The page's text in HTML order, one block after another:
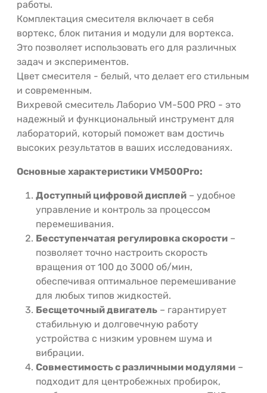
работы.
Комплектация смесителя включает в себя
вортекс, блок питания и модули для вортекса.
Это позволяет использовать его для различных
задач и экспериментов.
Цвет смесителя - белый, что делает его стильным
и современным.
Вихревой смеситель Лаборио VM-500 PRO - это
надежный и функциональный инструмент для
лабораторий, который поможет вам достичь
высоких результатов в ваших исследованиях.
Основные характеристики VM500Pro:
Доступный цифровой дисплей – удобное
управление и контроль за процессом
перемешивания.
Бесступенчатая регулировка скорости –
позволяет точно настроить скорость
вращения от 100 до 3000 об/мин,
обеспечивая оптимальное перемешивание
для любых типов жидкостей.
Бесщеточный двигатель – гарантирует
стабильную и долговечную работу
устройства с низким уровнем шума и
вибрации.
Совместимость с различными модулями –
подходит для центробежных пробирок,